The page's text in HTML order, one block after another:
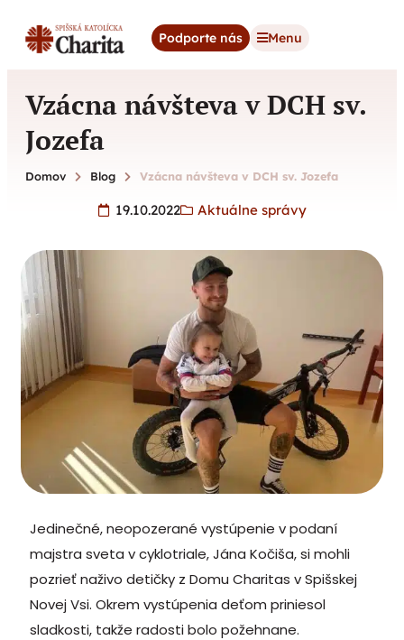
Podporte nás Menu
Vzácna návšteva v DCH sv.
Jozefa
Domov Blog Vzácna návšteva v DCH sv. Jozefa
19.10.2022 Aktuálne správy
Jedinečné, neopozerané vystúpenie v podaní
majstra sveta v cyklotriale, Jána Kočiša, si mohli
pozrieť naživo detičky z Domu Charitas v Spišskej
Novej Vsi. Okrem vystúpenia deťom priniesol
sladkosti, takže radosti bolo požehnane.